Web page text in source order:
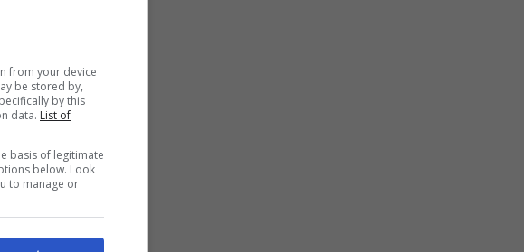
organismo.
from your device
be stored by,
by this
data. List of
basis of legitimate
below. Look
to manage or